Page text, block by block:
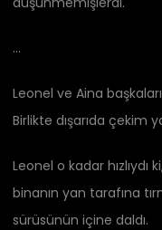
…
Leonel ve Aina
Birlikte dışarıda çekim
Leonel o kadar
binanın yan tarafına
sürüsünün içine daldı.